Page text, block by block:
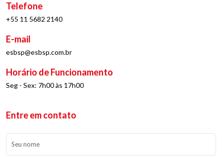
Telefone
+55 11 5682 2140
E-mail
esbsp@esbsp.com.br
Horário de Funcionamento
Seg - Sex: 7h00 às 17h00
Entre em contato